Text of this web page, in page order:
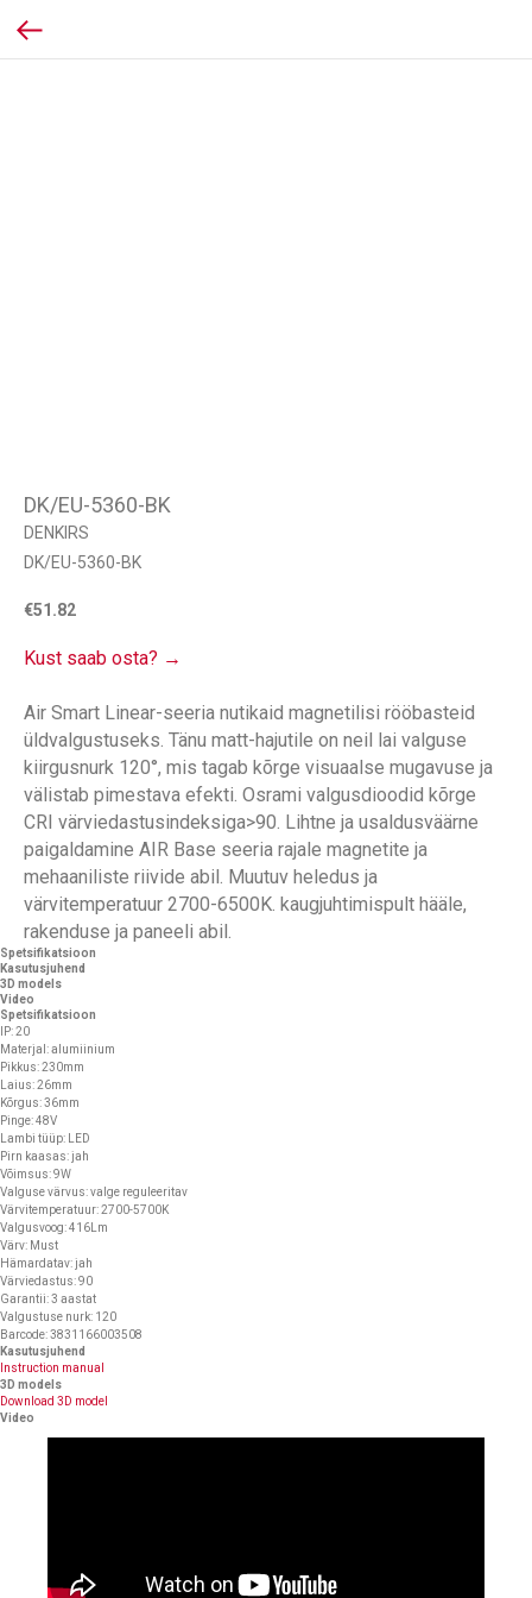
DK/EU-5360-BK
DENKIRS
DK/EU-5360-BK
€51.82
Kust saab osta? →
Air Smart Linear-seeria nutikaid magnetilisi rööbasteid
üldvalgustuseks. Tänu matt-hajutile on neil lai valguse
kiirgusnurk 120°, mis tagab kõrge visuaalse mugavuse ja
välistab pimestava efekti. Osrami valgusdioodid kõrge
CRI värviedastusindeksiga>90. Lihtne ja usaldusväärne
paigaldamine AIR Base seeria rajale magnetite ja
mehaaniliste riivide abil. Muutuv heledus ja
värvitemperatuur 2700-6500K. kaugjuhtimispult hääle,
rakenduse ja paneeli abil.
Spetsifikatsioon
Kasutusjuhend
3D models
Video
Spetsifikatsioon
IP: 20
Materjal: alumiinium
Pikkus: 230mm
Laius: 26mm
Kõrgus: 36mm
Pinge: 48V
Lambi tüüp: LED
Pirn kaasas: jah
Võimsus: 9W
Valguse värvus: valge reguleeritav
Värvitemperatuur: 2700-5700K
Valgusvoog: 416Lm
Värv: Must
Hämardatav: jah
Värviedastus: 90
Garantii: 3 aastat
Valgustuse nurk: 120
Barcode: 3831166003508
Kasutusjuhend
Instruction manual
3D models
Download 3D model
Video